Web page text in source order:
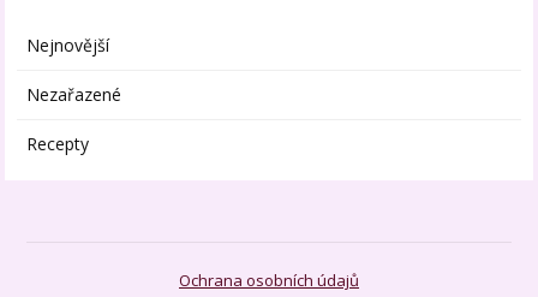
Nejnovější
Nezařazené
Recepty
Ochrana osobních údajů